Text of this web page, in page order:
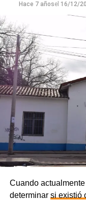
Hace 7 añosel 16/12/
Cuando
determinar si existió